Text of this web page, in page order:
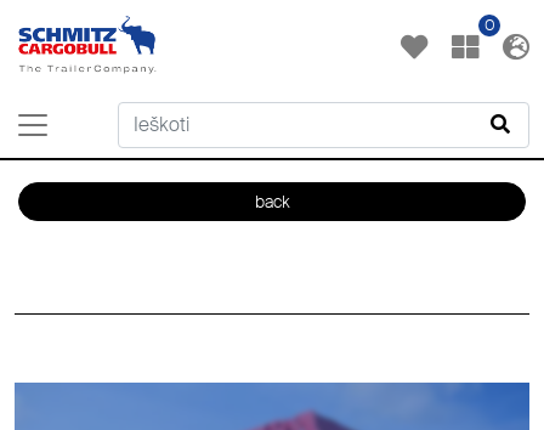
0
back